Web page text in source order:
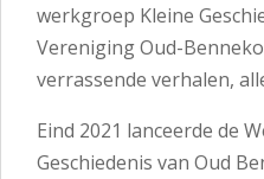
werkgroep Kleine
Vereniging Oud-
verrassende verhalen,
Eind 2021 lanceerde de
Geschiedenis van Oud